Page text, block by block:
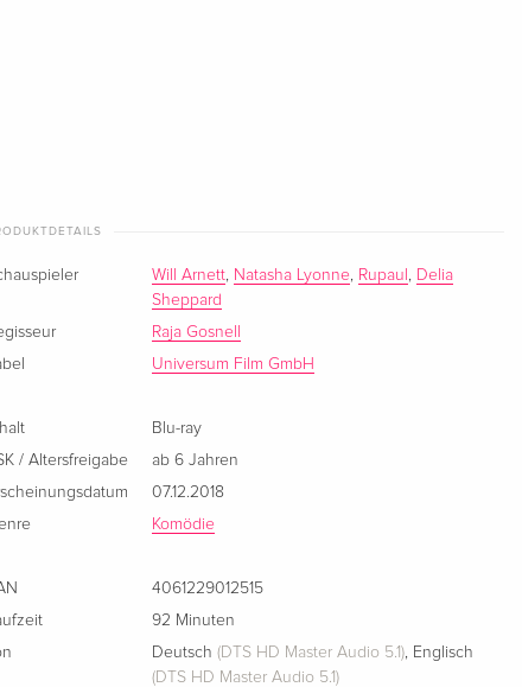
Will Arnett, Natasha Lyonne, Rupaul , Delia
Sheppard
Raja Gosnell
Universum Film GmbH
Blu-ray
/ Altersfreigabe
ab 6 Jahren
07.12.2018
Komödie
4061229012515
92 Minuten
Deutsch (DTS HD Master Audio 5.1), Englisch
(DTS HD Master Audio 5.1)